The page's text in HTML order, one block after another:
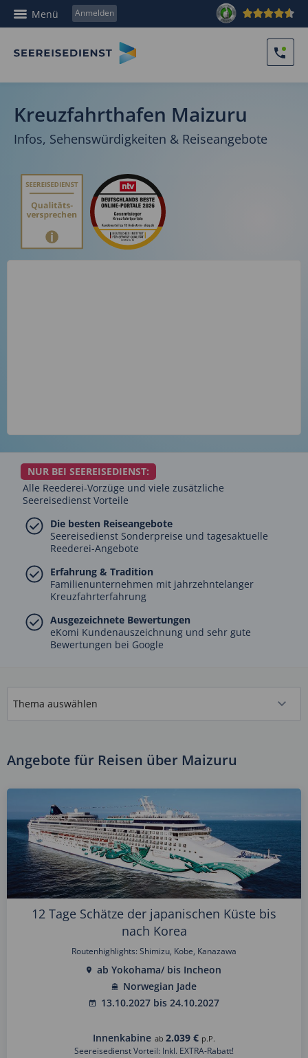
Menü Anmelden
Kreuzfahrthafen Maizuru
Infos, Sehenswürdigkeiten & Reiseangebote
NUR BEI SEEREISEDIENST:
Alle Reederei-Vorzüge und viele zusätzliche
Seereisedienst Vorteile
Die besten Reiseangebote
Seereisedienst Sonderpreise und tagesaktuelle
Reederei-Angebote
Erfahrung & Tradition
Familienunternehmen mit jahrzehntelanger
Kreuzfahrterfahrung
Ausgezeichnete Bewertungen
eKomi Kundenauszeichnung und sehr gute
Bewertungen bei Google
Angebote für Reisen über Maizuru
12 Tage Schätze der japanischen Küste bis
nach Korea
Routenhighlights: Shimizu, Kobe, Kanazawa
ab Yokohama/ bis Incheon
Norwegian Jade
13.10.2027 bis 24.10.2027
Innenkabine ab 2.039 € p.P.
Seereisedienst Vorteil: Inkl. EXTRA-Rabatt!